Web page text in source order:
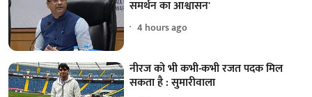
समर्थन का आश्वासन'
4 hours ago
नीरज को भी कभी-कभी रजत पदक मिल
सकता है : सुमारीवाला